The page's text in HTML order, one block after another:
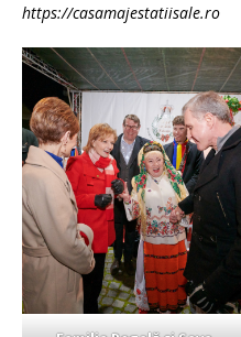
https://casamajestatiisale.ro